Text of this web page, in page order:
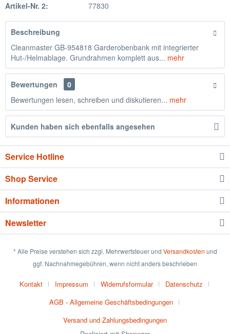
Artikel-Nr. 2:
77830
Beschreibung
Cleanmaster GB-954818 Garderobenbank mit integrierter
Hut-/Helmablage. Grundrahmen komplett aus... mehr
Bewertungen
0
Bewertungen lesen, schreiben und diskutieren... mehr
Kunden haben sich ebenfalls angesehen
Service Hotline
Shop Service
Informationen
Newsletter
* Alle Preise verstehen sich zzgl. Mehrwertsteuer und Versandkosten und
ggf. Nachnahmegebühren, wenn nicht anders beschrieben
Kontakt Impressum Widerrufsformular
Datenschutz
AGB - Allgemeine Geschäftsbedingungen
Versand und Zahlungsbedingungen